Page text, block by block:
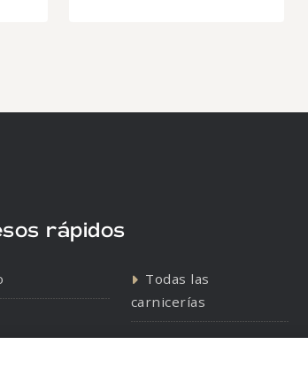
rápidos
Todas las
carnicerías
Política de cookies